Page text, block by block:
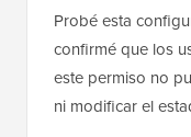
Probé esta
confirmé que los
este permiso no
ni modificar el